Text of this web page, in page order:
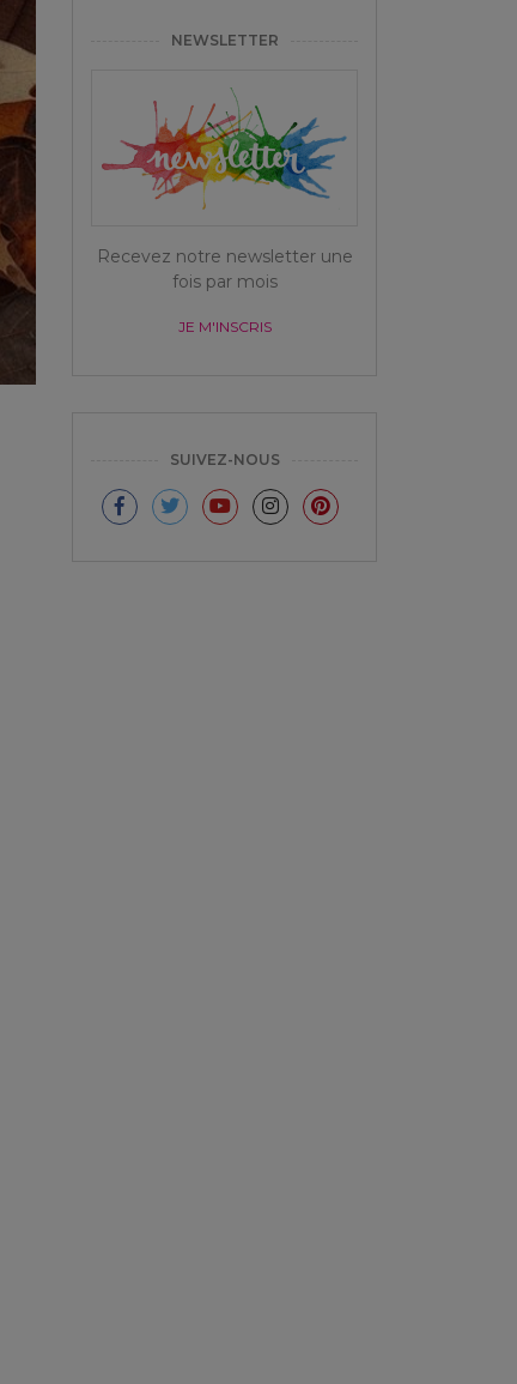
NEWSLETTER
Recevez notre newsletter une
fois par mois
JE M'INSCRIS
SUIVEZ-NOUS